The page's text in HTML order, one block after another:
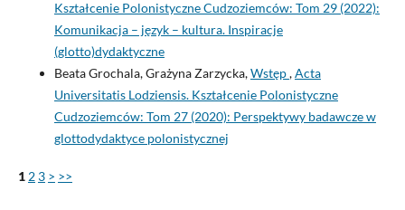
Kształcenie Polonistyczne Cudzoziemców: Tom 29 (2022):
Komunikacja – język – kultura. Inspiracje
(glotto)dydaktyczne
Beata Grochala, Grażyna Zarzycka,Wstęp,Acta
Universitatis Lodziensis. Kształcenie Polonistyczne
Cudzoziemców: Tom 27 (2020): Perspektywy badawcze w
glottodydaktyce polonistycznej
1 2 3 > >>